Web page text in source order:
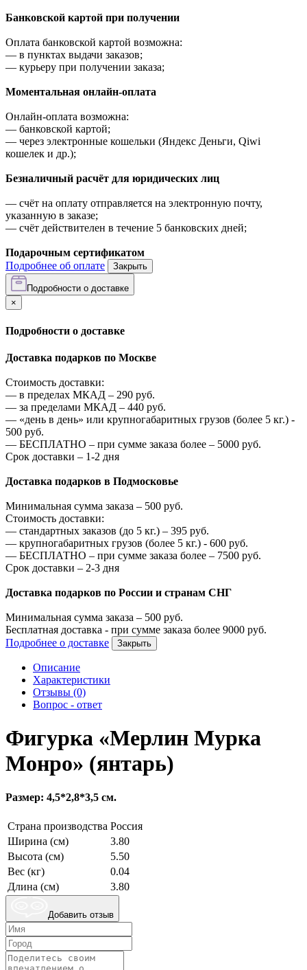
Банковской картой при получении
Оплата банковской картой возможна:
— в пунктах выдачи заказов;
— курьеру при получении заказа;
Моментальная онлайн-оплата
Онлайн-оплата возможна:
— банковской картой;
— через электронные кошельки (Яндекс Деньги, Qiwi
кошелек и др.);
Безналичный расчёт для юридических лиц
— счёт на оплату отправляется на электронную почту,
указанную в заказе;
— счёт действителен в течение 5 банковских дней;
Подарочным сертификатом
Подробнее об оплате
Закрыть
Подробности о доставке
×
Подробности о доставке
Доставка подарков по Москве
Стоимость доставки:
— в пределах МКАД – 290 руб.
— за пределами МКАД – 440 руб.
— «день в день» или крупногабаритных грузов (более 5 кг.) -
500 руб.
— БЕСПЛАТНО – при сумме заказа более – 5000 руб.
Срок доставки – 1-2 дня
Доставка подарков в Подмосковье
Минимальная сумма заказа – 500 руб.
Стоимость доставки:
— стандартных заказов (до 5 кг.) – 395 руб.
— крупногабаритных грузов (более 5 кг.) - 600 руб.
— БЕСПЛАТНО – при сумме заказа более – 7500 руб.
Срок доставки – 2-3 дня
Доставка подарков по России и странам СНГ
Минимальная сумма заказа – 500 руб.
Бесплатная доставка - при сумме заказа более 9000 руб.
Подробнее о доставке
Закрыть
Описание
Характеристики
Отзывы (0)
Вопрос - ответ
Фигурка «Мерлин Мурка
Монро» (янтарь)
Размер: 4,5*2,8*3,5 см.
Страна производства Россия
Ширина (см)
3.80
Высота (см)
5.50
Вес (кг)
0.04
Длина (см)
3.80
Добавить отзыв